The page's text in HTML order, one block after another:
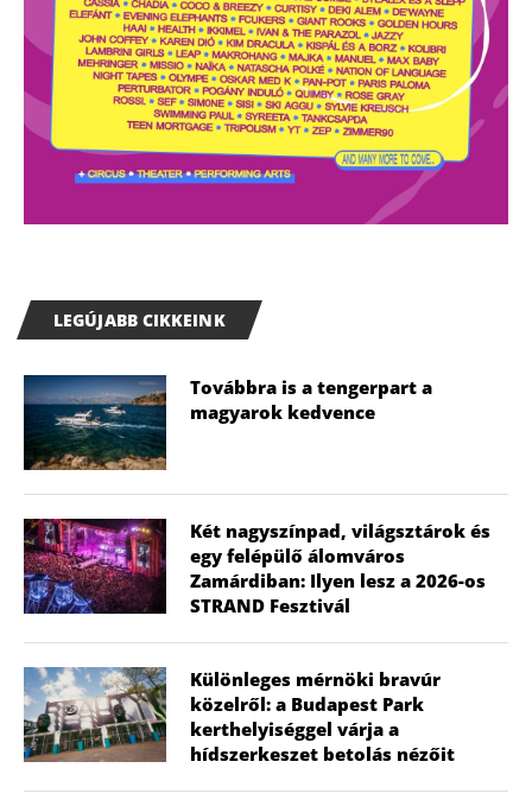
LEGÚJABB CIKKEINK
Továbbra is a tengerpart a
magyarok kedvence
Két nagyszínpad, világsztárok és
egy felépülő álomváros
Zamárdiban: Ilyen lesz a 2026-os
STRAND Fesztivál
Különleges mérnöki bravúr
közelről: a Budapest Park
kerthelyiséggel várja a
hídszerkeszet betolás nézőit